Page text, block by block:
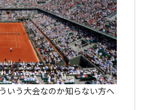
いう大会なのか知らない方へ